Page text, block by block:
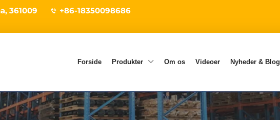
361009
+86-18350098686
Forside Produkter Om os Videoer Nyheder & Blog